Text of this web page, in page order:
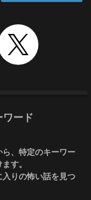
ード
、特定のキーワー
す。
りの怖い話を見つ